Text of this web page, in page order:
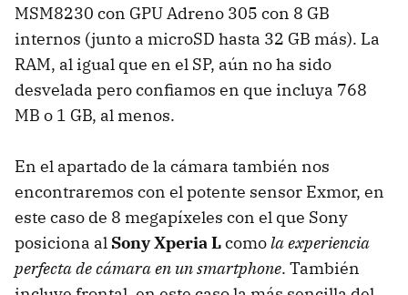
MSM8230 con GPU Adreno 305 con 8 GB
internos (junto a microSD hasta 32 GB más). La
RAM, al igual que en el SP, aún no ha sido
desvelada pero confiamos en que incluya 768
MB o 1 GB, al menos.
En el apartado de la cámara también nos
encontraremos con el potente sensor Exmor, en
este caso de 8 megapíxeles con el que Sony
posiciona al Sony Xperia Lcomola experiencia
perfecta de cámara en un smartphone. También